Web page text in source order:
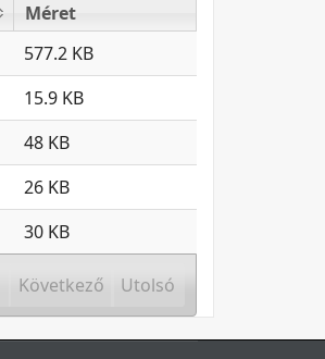
Méret
Méret
577.2 KB
15.9 KB
48 KB
26 KB
30 KB
Következő Utolsó